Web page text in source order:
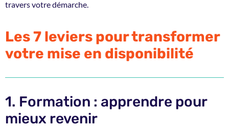
travers votre démarche.
Les 7 leviers pour transformer
votre mise en disponibilité
1. Formation : apprendre pour
mieux revenir